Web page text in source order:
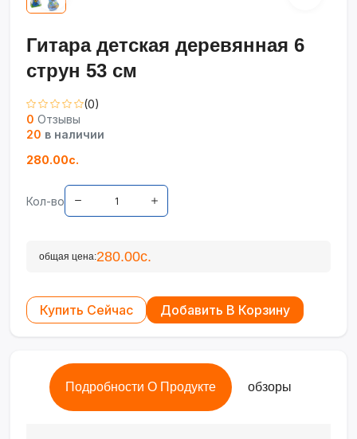
Гитара детская деревянная 6
струн 53 см
(0)
0 Отзывы
20 в наличии
280.00с.
Кол-во
общая цена:280.00с.
Купить Сейчас Добавить В Корзину
Подробности О Продукте обзоры